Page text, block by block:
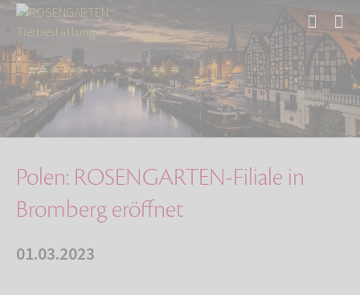
Start Über uns
Aktuelles
Polen: ROSENGARTEN-Filiale in Bromberg eröffn…
Polen: ROSENGARTEN-Filiale in
Bromberg eröffnet
01.03.2023